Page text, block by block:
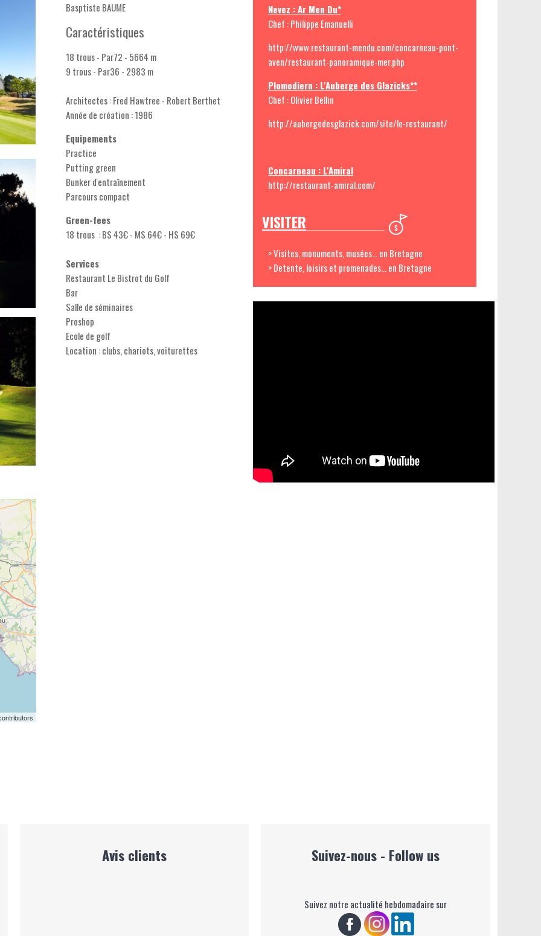
Basptiste BAUME
Caractéristiques
18 trous - Par72 - 5664 m
9 trous - Par36 - 2983 m
Architectes : Fred Hawtree - Robert Berthet
Année de création : 1986
Equipements
Practice
Putting green
Bunker d'entraînement
Parcours compact
Green-fees
18 trous : BS 43€ - MS 64€ - HS 69€
Services
Restaurant Le Bistrot du Golf
Bar
Salle de séminaires
Proshop
Ecole de golf
Location : clubs, chariots, voiturettes
Nevez : Ar Men Du*
Chef : Philippe Emanuelli
http://www.restaurant-mendu.com/concarneau-pont-
aven/restaurant-panoramique-mer.php
Plomodiern : L'Auberge des Glazicks**
Chef : Olivier Bellin
http://aubergedesglazick.com/site/le-restaurant/
Concarneau : L'Amiral
http://restaurant-amiral.com/
VISITER
> Visites, monuments, musées... en Bretagne
> Detente, loisirs et promenades... en Bretagne
Avis clients Suivez-nous - Follow us
Suivez notre actualité hebdomadaire sur